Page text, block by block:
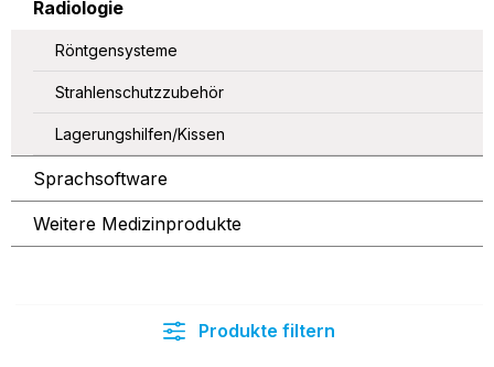
Radiologie
Röntgensysteme
Strahlenschutzzubehör
Lagerungshilfen/Kissen
Sprachsoftware
Weitere Medizinprodukte
Produkte filtern